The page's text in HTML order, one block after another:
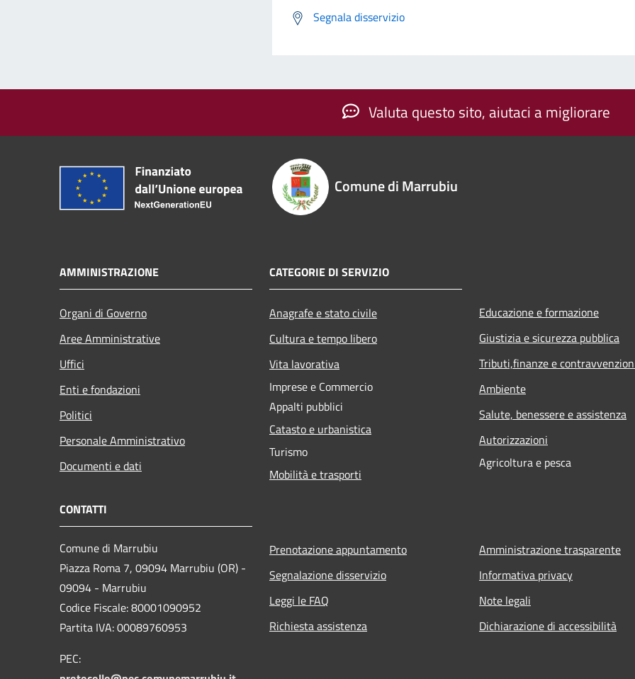
Segnala disservizio
Valuta questo sito, aiutaci a migliorare
Comune di Marrubiu
AMMINISTRAZIONE
Organi di Governo
Aree Amministrative
Uffici
Enti e fondazioni
Politici
Personale Amministrativo
Documenti e dati
CATEGORIE DI SERVIZIO
Anagrafe e stato civile
Cultura e tempo libero
Vita lavorativa
Imprese e Commercio
Appalti pubblici
Catasto e urbanistica
Turismo
Mobilità e trasporti
Educazione e formazione
Giustizia e sicurezza pubblica
Tributi,finanze e
Ambiente
Salute, benessere e assistenza
Autorizzazioni
Agricoltura e pesca
CONTATTI
Comune di Marrubiu
Piazza Roma 7, 09094 Marrubiu (OR) -
09094 - Marrubiu
Codice Fiscale: 80001090952
Partita IVA: 00089760953
PEC:
Prenotazione appuntamento
Segnalazione disservizio
Leggi le FAQ
Richiesta assistenza
Amministrazione trasparente
Informativa privacy
Note legali
Dichiarazione di accessibilità